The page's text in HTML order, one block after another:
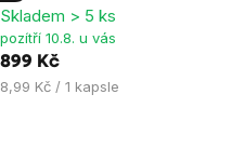
4,9
z
Skladem > 5 ks
pozítří 10.8. u vás
899 Kč
Měrná
8,99 Kč / 1 kapsle